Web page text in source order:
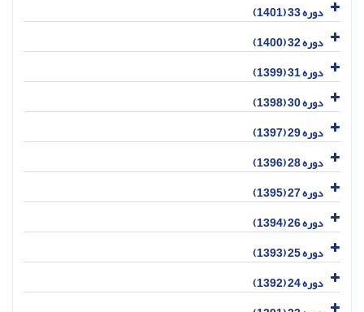
دوره 33 (1401)
دوره 32 (1400)
دوره 31 (1399)
دوره 30 (1398)
دوره 29 (1397)
دوره 28 (1396)
دوره 27 (1395)
دوره 26 (1394)
دوره 25 (1393)
دوره 24 (1392)